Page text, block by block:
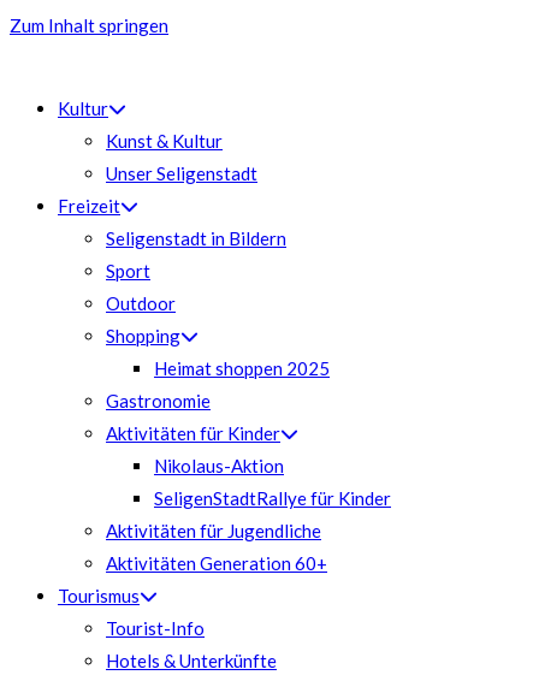
Zum Inhalt springen
Kultur
Kunst & Kultur
Unser Seligenstadt
Freizeit
Seligenstadt in Bildern
Sport
Outdoor
Shopping
Heimat shoppen 2025
Gastronomie
Aktivitäten für Kinder
Nikolaus-Aktion
SeligenStadtRallye für Kinder
Aktivitäten für Jugendliche
Aktivitäten Generation 60+
Tourismus
Tourist-Info
Hotels & Unterkünfte